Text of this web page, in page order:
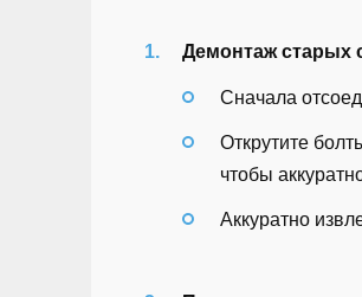
Демонтаж старых
Сначала
Открутите
чтобы
Аккуратно